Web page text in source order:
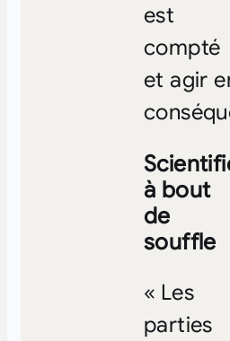
est
compté
et agir
à bout
de
souffle
« Les
parties